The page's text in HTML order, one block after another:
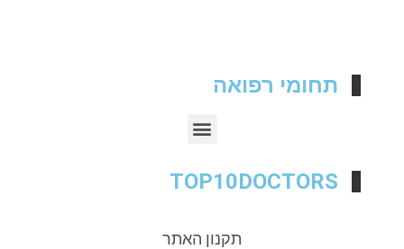
תחומי רפואה
TOP10DOCTORS
תקנון האתר